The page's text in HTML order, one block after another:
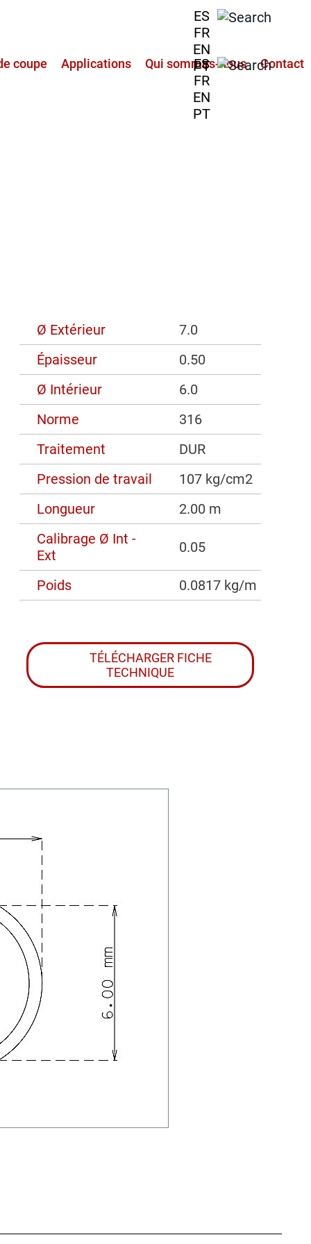
ES
FR
EN
PT
coupe Applications Qui sommes-nous Contact
ES
FR
EN
PT
Ø Extérieur
7.0
Épaisseur
0.50
Ø Intérieur
6.0
Norme
316
Traitement
DUR
Pression de travail
107 kg/cm2
Longueur
2.00 m
Calibrage Ø Int -
Ext
0.05
Poids 0.0817 kg/m
TÉLÉCHARGER FICHE
TECHNIQUE